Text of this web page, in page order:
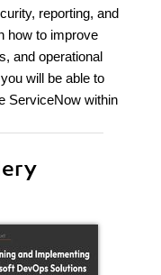
reporting, and
how to improve
and operational
will be able to
ServiceNow within